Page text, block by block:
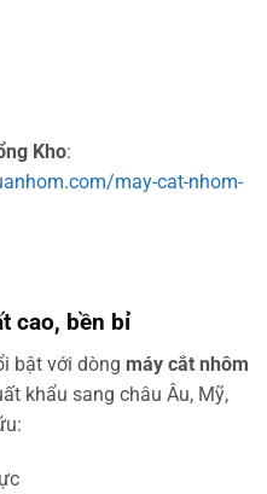
Kho:
may-cat-nhom-
cao, bền bỉ
bật với dòng máy cắt nhôm
khẩu sang châu Âu, Mỹ,